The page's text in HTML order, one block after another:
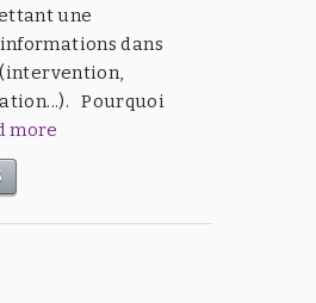
une
dans
Pourquoi
more